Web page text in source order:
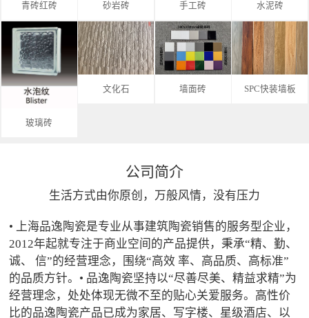
青砖红砖 砂岩砖 手工砖 水泥砖
玻璃砖
文化石 墙面砖 SPC快装墙板
公司简介
生活方式由你原创，万般风情，没有压力
• 上海品逸陶瓷是专业从事建筑陶瓷销售的服务型企业，
2012年起就专注于商业空间的产品提供，秉承“精、勤、
诚、 信”的经营理念，围绕“高效 率、高品质、高标准”
的品质方针。• 品逸陶瓷坚持以“尽善尽美、精益求精”为
经营理念，处处体现无微不至的贴心关爱服务。高性价
比的品逸陶瓷产品已成为家居、写字楼、星级酒店、以